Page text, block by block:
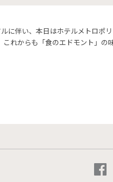
に伴い、本日はホテルメトロポ
れからも「食のエドモント」の